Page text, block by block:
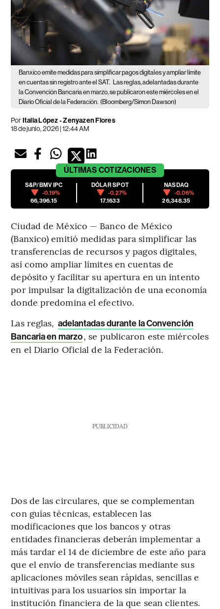
Banxico emite medidas para simplificar pagos digitales y ampliar límite
en cuentas sin registro ante el SAT.
Las reglas, adelantadas durante
la Convención Bancaria en marzo, se publicaron este miércoles en el
Diario Oficial de la Federación. (Bloomberg/Simon Dawson)
PorItalia López-Zenyazen Flores
18 de junio, 2026 | 12:44 AM
ÚLTIMAS COTIZACIONES
S&P/BMV IPC
-0.19%
66,396.15
DÓLAR SPOT
-0.27%
17.1633
NASDAQ
-0.06%
26,348.35
Ciudad de México — Banco de México
(Banxico) emitió medidas para simplificar las
transferencias de recursos y pagos digitales,
así como ampliar límites en cuentas de
depósito y facilitar su apertura en un intento
por impulsar la digitalización de una economía
donde predomina el efectivo.
Las reglas, adelantadas durante la Convención
Bancaria en marzo, se publicaron este miércoles
en el Diario Oficial de la Federación.
PUBLICIDAD
Dos de las circulares, que se complementan
con guías técnicas, establecen las
modificaciones que los bancos y otras
entidades financieras deberán implementar a
más tardar el 14 de diciembre de este año para
que el envío de transferencias mediante sus
aplicaciones móviles sean rápidas, sencillas e
intuitivas para los usuarios sin importar la
institución financiera de la que sean clientes.